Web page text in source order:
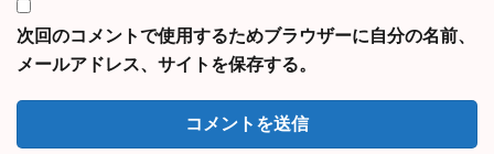
次回のコメントで使用するためブラウザーに自分の名前、
メールアドレス、サイトを保存する。